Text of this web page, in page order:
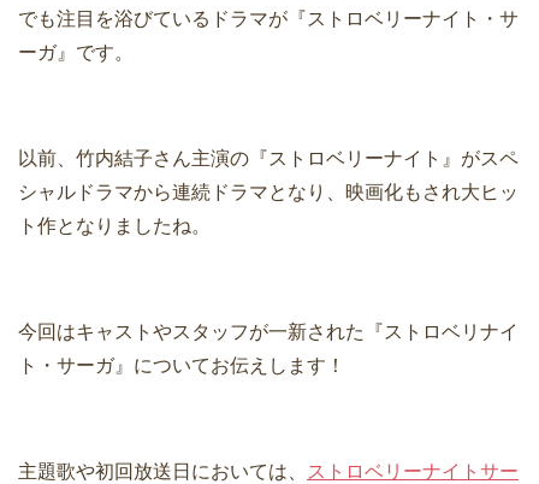
でも注目を浴びているドラマが『ストロベリーナイト・サ
ーガ』です。
以前、竹内結子さん主演の『ストロベリーナイト』がスペ
シャルドラマから連続ドラマとなり、映画化もされ大ヒッ
ト作となりましたね。
今回はキャストやスタッフが一新された『ストロベリナイ
ト・サーガ』についてお伝えします！
主題歌や初回放送日においては、
ストロベリーナイトサー